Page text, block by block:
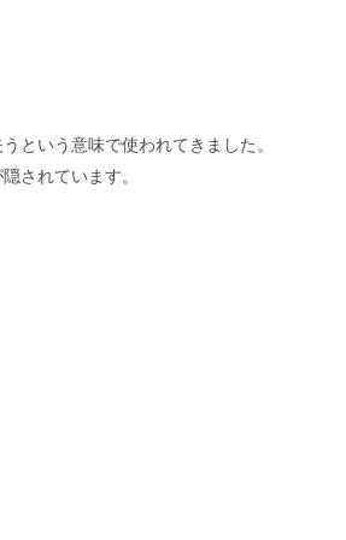
という意味で使われてきました。
されています。